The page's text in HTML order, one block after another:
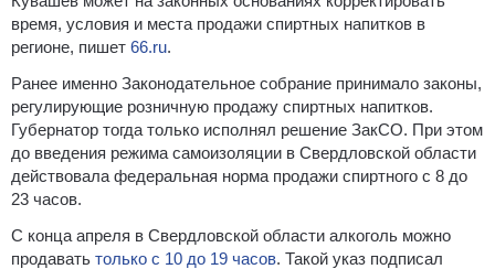
время, условия и места продажи спиртных напитков в
регионе, пишет 66.ru.
Ранее именно Законодательное собрание принимало законы,
регулирующие розничную продажу спиртных напитков.
Губернатор тогда только исполнял решение ЗакСО. При этом
до введения режима самоизоляции в Свердловской области
действовала федеральная норма продажи спиртного с 8 до
23 часов.
С конца апреля в Свердловской области алкоголь можно
продавать только с 10 до 19 часов. Такой указ подписал